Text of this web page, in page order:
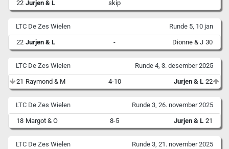
22 Jurjen & L skip
LTC De Zes Wielen Runde 5, 10 jan
22 Jurjen & L - Dionne & J 30
LTC De Zes Wielen Runde 4, 3. desember 2025
21 Raymond & M 4-10 Jurjen & L 22
LTC De Zes Wielen Runde 3, 26. november 2025
18 Margot & O 8-5 Jurjen & L 21
LTC De Zes Wielen Runde 3, 21. november 2025